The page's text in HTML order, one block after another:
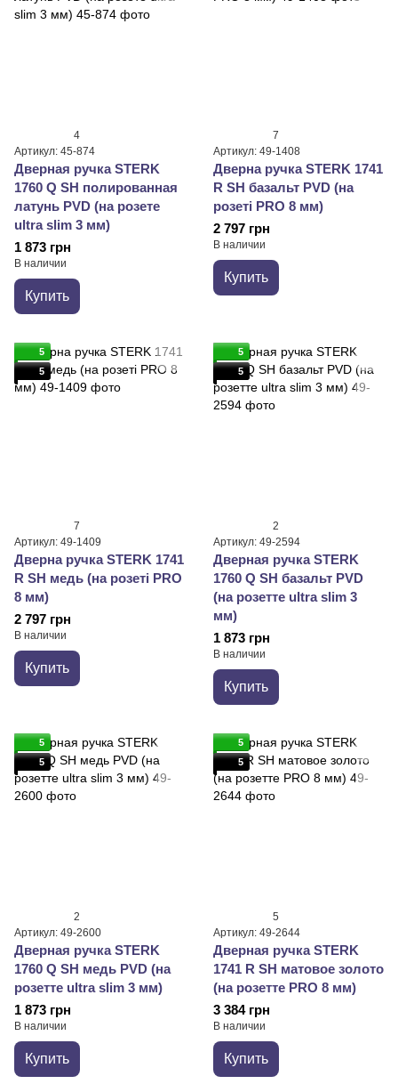
4
Артикул: 45-874
Дверная ручка STERK
1760 Q SH полированная
латунь PVD (на розете
ultra slim 3 мм)
1 873 грн
В наличии
Купить
7
Артикул: 49-1408
Дверна ручка STERK 1741
R SH базальт PVD (на
розеті PRO 8 мм)
2 797 грн
В наличии
Купить
5
5
7
Артикул: 49-1409
Дверна ручка STERK 1741
R SH медь (на розеті PRO
8 мм)
2 797 грн
В наличии
Купить
5
5
2
Артикул: 49-2594
Дверная ручка STERK
1760 Q SH базальт PVD
(на розетте ultra slim 3
мм)
1 873 грн
В наличии
Купить
5
5
2
Артикул: 49-2600
Дверная ручка STERK
1760 Q SH медь PVD (на
розетте ultra slim 3 мм)
1 873 грн
В наличии
Купить
5
5
5
Артикул: 49-2644
Дверная ручка STERK
1741 R SH матовое золото
(на розетте PRO 8 мм)
3 384 грн
В наличии
Купить